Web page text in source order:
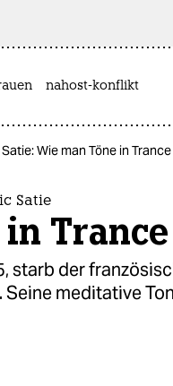
nahost-konflikt
Wie man Töne in
Satie
starb der
Seine meditative